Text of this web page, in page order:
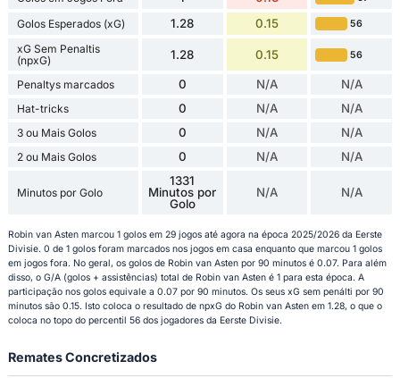
Golos Esperados (xG) 1.28 0.15 56
xG Sem Penaltis
(npxG)
1.28 0.15 56
Penaltys marcados 0 N/A N/A
Hat-tricks 0 N/A N/A
3 ou Mais Golos 0 N/A N/A
2 ou Mais Golos 0 N/A N/A
Minutos por Golo
1331
Minutos por
Golo
N/A N/A
Robin van Asten marcou 1 golos em 29 jogos até agora na época 2025/2026 da Eerste
Divisie. 0 de 1 golos foram marcados nos jogos em casa enquanto que marcou 1 golos
em jogos fora. No geral, os golos de Robin van Asten por 90 minutos é 0.07. Para além
disso, o G/A (golos + assistências) total de Robin van Asten é 1 para esta época. A
participação nos golos equivale a 0.07 por 90 minutos. Os seus xG sem penálti por 90
minutos são 0.15. Isto coloca o resultado de npxG do Robin van Asten em 1.28, o que o
coloca no topo do percentil 56 dos jogadores da Eerste Divisie.
Remates Concretizados